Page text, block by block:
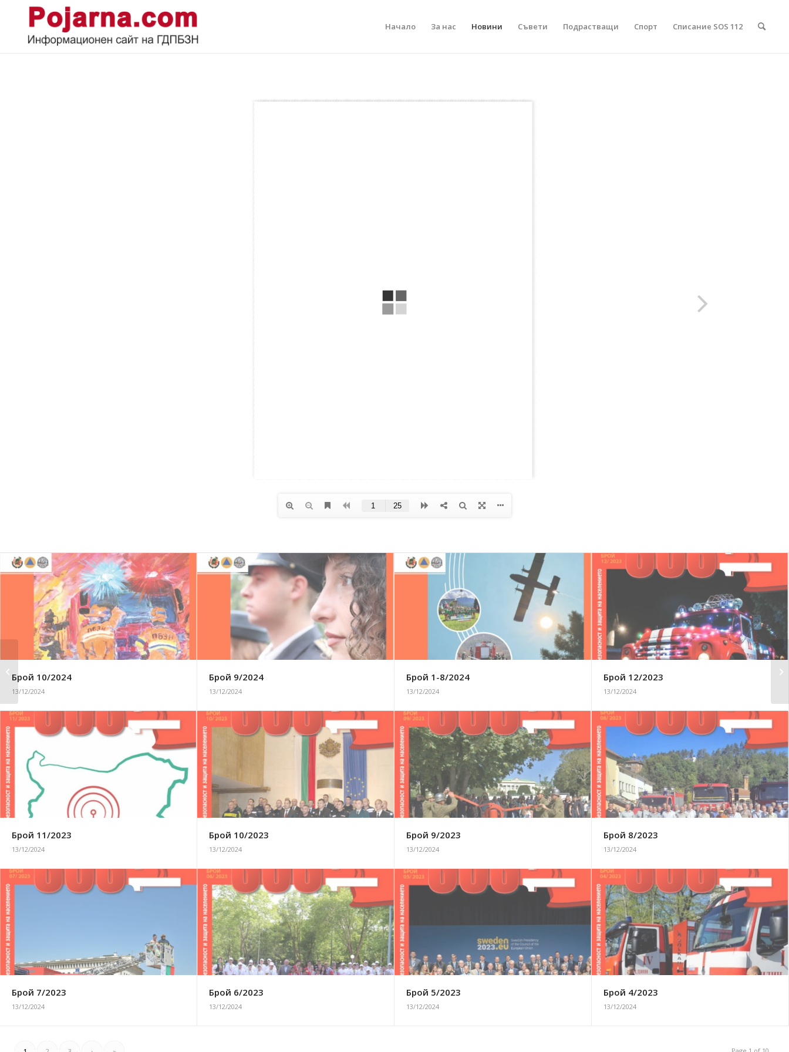
Начало За нас Новини Съвети Подрастващи Спорт Списание SOS 112
Брой 10/2024
13/12/2024
Брой 9/2024
13/12/2024
Брой 1-8/2024
13/12/2024
Брой 12/2023
13/12/2024
Брой 11/2023
13/12/2024
Брой 10/2023
13/12/2024
Брой 9/2023
13/12/2024
Брой 8/2023
13/12/2024
Брой 7/2023
13/12/2024
Брой 6/2023
13/12/2024
Брой 5/2023
13/12/2024
Брой 4/2023
13/12/2024